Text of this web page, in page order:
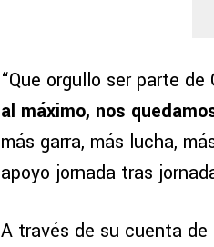
“Que orgullo ser parte de
al máximo, nos
más garra, más lucha,
apoyo jornada tras
A través de su cuenta de